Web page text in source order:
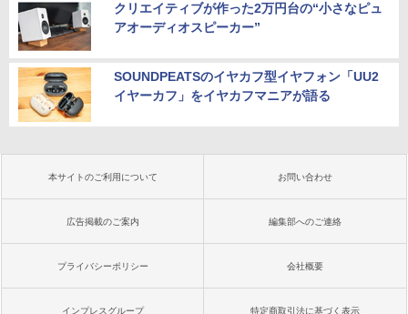
クリエイティブが作った2万円台の“小さなピュ
アオーディオスピーカー”
SOUNDPEATSのイヤカフ型イヤフォン「UU2
イヤーカフ」をイヤカフマニアが語る
本サイトのご利用について お問い合わせ
広告掲載のご案内 編集部へのご連絡
プライバシーポリシー 会社概要
インプレスグループ 特定商取引法に基づく表示